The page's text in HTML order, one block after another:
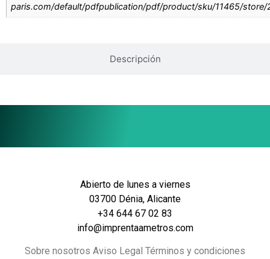
Descripción
paris.com/default/pdfpublication/pdf/product/sku/11465/
Abierto de lunes a viernes
03700 Dénia, Alicante
+34 644 67 02 83
info@imprentaametros.com
Sobre nosotros Aviso Legal Términos y condiciones